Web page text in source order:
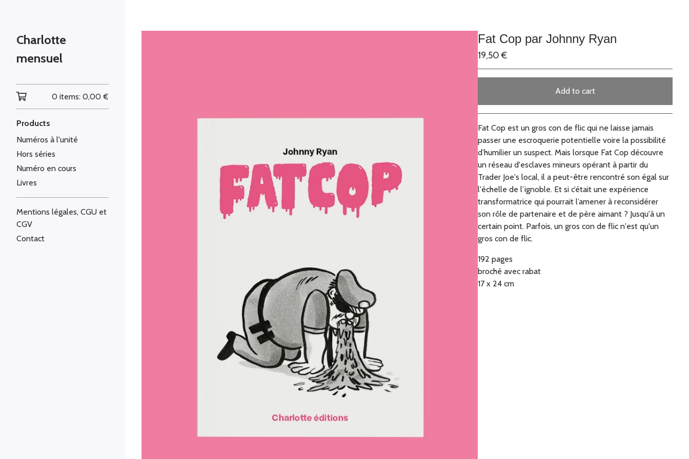
Charlotte
mensuel
0 items: 0,00 €
Products
Numéros à l'unité
Hors séries
Numéro en cours
Livres
Mentions légales, CGU et
CGV
Contact
Fat Cop par Johnny Ryan
19,50€
Add to cart
Go to cart
Fat Cop est un gros con de flic qui ne laisse jamais
passer une escroquerie potentielle voire la possibilité
d’humilier un suspect. Mais lorsque Fat Cop découvre
un réseau d'esclaves mineurs opérant à partir du
Trader Joe's local, il a peut-être rencontré son égal sur
l'échelle de l’ignoble. Et si c’était une expérience
transformatrice qui pourrait l’amener à reconsidérer
son rôle de partenaire et de père aimant ? Jusqu'à un
certain point. Parfois, un gros con de flic n'est qu'un
gros con de flic.
192 pages
broché avec rabat
17 x 24 cm